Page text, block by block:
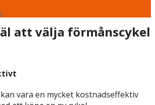
att välja förmånscykel
vara en mycket kostnadseffektiv